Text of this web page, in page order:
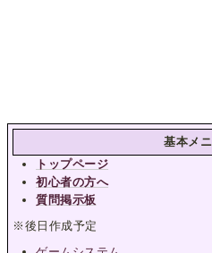
基本メ
トップページ
初心者の方へ
質問掲示板
※後日作成予定